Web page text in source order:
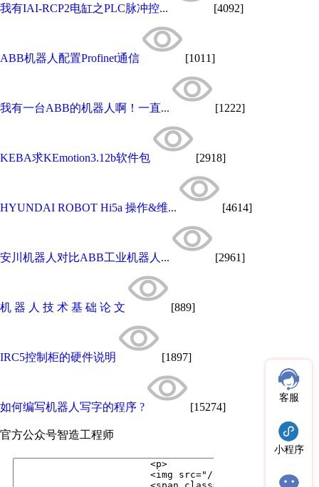
我有IAI-RCP2电缸之PLC脉冲控... [4092]
ABB机器人配置Profinet通信 [1011]
我有一台ABB的机器人啊！一直... [1222]
KEBA求KEmotion3.12b软件包 [2918]
HYUNDAI ROBOT Hi5a 操作&维... [4614]
安川机器人对比ABB工业机器人... [2961]
机 器 人 技 术 基 础 论 文 [889]
IRC5控制柜的硬件说明 [1897]
如何编写机器人写字的程序 ? [15274]
官方公众号智造工程师
客服
小程序